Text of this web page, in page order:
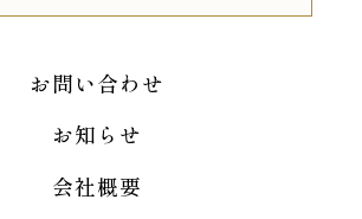
お問い合わせ
お知らせ
会社概要